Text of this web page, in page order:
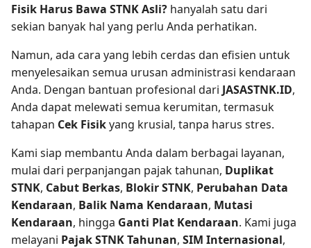
Fisik Harus Bawa STNK Asli? hanyalah satu dari
sekian banyak hal yang perlu Anda perhatikan.
Namun, ada cara yang lebih cerdas dan efisien untuk
menyelesaikan semua urusan administrasi kendaraan
Anda. Dengan bantuan profesional dari JASASTNK.ID,
Anda dapat melewati semua kerumitan, termasuk
tahapan Cek Fisikyang krusial, tanpa harus stres.
Kami siap membantu Anda dalam berbagai layanan,
mulai dari perpanjangan pajak tahunan, Duplikat
STNK, Cabut Berkas, Blokir STNK, Perubahan Data
Kendaraan, Balik Nama Kendaraan, Mutasi
Kendaraan, hingga Ganti Plat Kendaraan. Kami juga
melayani Pajak STNK Tahunan, SIM Internasional,